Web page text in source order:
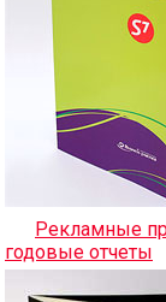
Рекламные
годовые отчеты